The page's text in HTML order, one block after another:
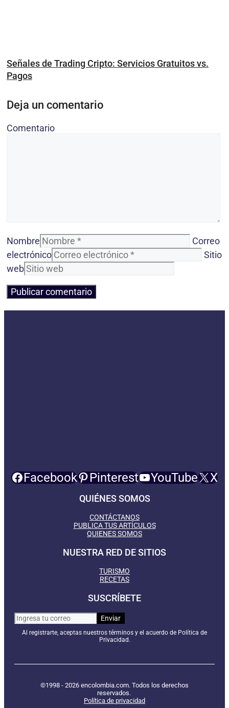
Señales de Trading Cripto: Servicios Gratuitos vs.
Pagos
Deja un comentario
Comentario
Nombre
Correo
electrónico
Sitio
web
Facebook Pinterest YouTube X
QUIÉNES SOMOS
CONTÁCTANOS
PUBLICA TUS ARTÍCULOS
QUIENES SOMOS
NUESTRA RED DE SITIOS
TURISMO
RECETAS
SUSCRÍBETE
Al registrarte, aceptas nuestros términos y el acuerdo de Política de
Privacidad.
©1998 - 2026 encolombia.com. Todos los derechos
reservados.
Política de privacidad